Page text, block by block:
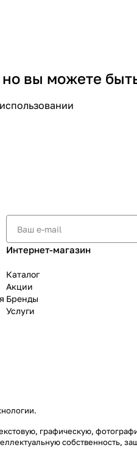
но вы можете
Интернет-магазин
Каталог
Акции
Бренды
Услуги
.
графическую,